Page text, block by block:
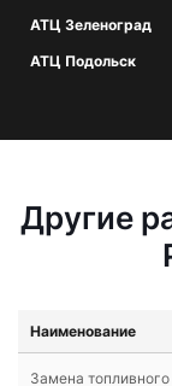
АТЦ Зеленоград
АТЦ Подольск
Другие
Наименование
Замена